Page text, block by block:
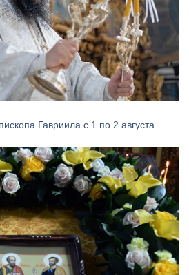
Гавриила с 1 по 2 августа